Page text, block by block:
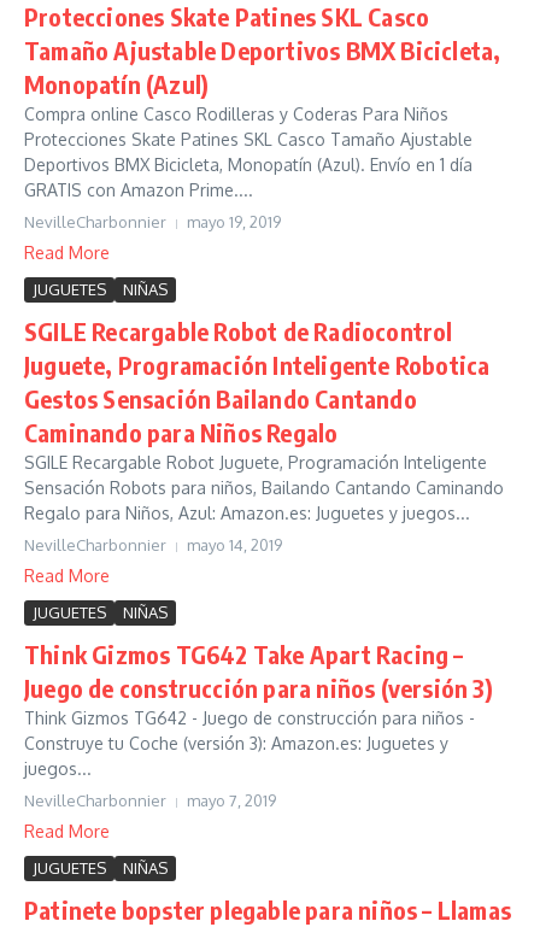
Protecciones Skate Patines SKL Casco
Tamaño Ajustable Deportivos BMX Bicicleta,
Monopatín (Azul)
Compra online Casco Rodilleras y Coderas Para Niños
Protecciones Skate Patines SKL Casco Tamaño Ajustable
Deportivos BMX Bicicleta, Monopatín (Azul). Envío en 1 día
GRATIS con Amazon Prime....
NevilleCharbonnier mayo 19, 2019
Read More
JUGUETES NIÑAS
SGILE Recargable Robot de Radiocontrol
Juguete, Programación Inteligente Robotica
Gestos Sensación Bailando Cantando
Caminando para Niños Regalo
SGILE Recargable Robot Juguete, Programación Inteligente
Sensación Robots para niños, Bailando Cantando Caminando
Regalo para Niños, Azul: Amazon.es: Juguetes y juegos...
NevilleCharbonnier mayo 14, 2019
Read More
JUGUETES NIÑAS
Think Gizmos TG642 Take Apart Racing –
Juego de construcción para niños (versión 3)
Think Gizmos TG642 - Juego de construcción para niños -
Construye tu Coche (versión 3): Amazon.es: Juguetes y
juegos...
NevilleCharbonnier mayo 7, 2019
Read More
JUGUETES NIÑAS
Patinete bopster plegable para niños – Llamas